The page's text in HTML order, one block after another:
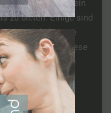
helfen uns, dir ein
zu bieten. Einige sind
sind eher wie
und helfen uns, diese
Erfahrung zu
- du kannst selbst
ob du sie magst.